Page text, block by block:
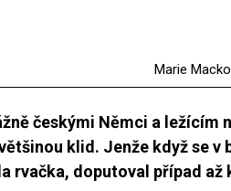
Marie
českými Němci a ležícím
klid. Jenže když se v
rvačka, doputoval případ až